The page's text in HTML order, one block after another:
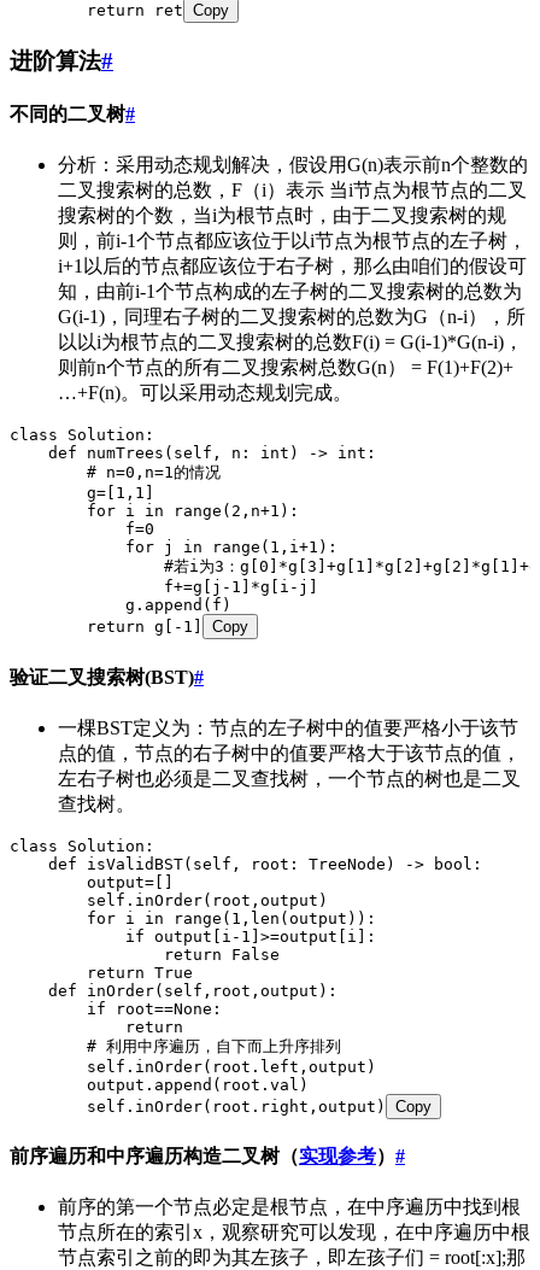
        return ret
Copy
进阶算法#
不同的二叉树#
分析：采用动态规划解决，假设用G(n)表示前n个整数的
二叉搜索树的总数，F（i）表示 当i节点为根节点的二叉
搜索树的个数，当i为根节点时，由于二叉搜索树的规
则，前i-1个节点都应该位于以i节点为根节点的左子树，
i+1以后的节点都应该位于右子树，那么由咱们的假设可
知，由前i-1个节点构成的左子树的二叉搜索树的总数为
G(i-1)，同理右子树的二叉搜索树的总数为G（n-i），所
以以i为根节点的二叉搜索树的总数F(i) = G(i-1)*G(n-i)，
则前n个节点的所有二叉搜索树总数G(n） = F(1)+F(2)+
…+F(n)。可以采用动态规划完成。
class Solution:
    def numTrees(self, n: int) -> int:
        # n=0,n=1的情况
        g=[1,1]
        for i in range(2,n+1):
            f=0
            for j in range(1,i+1):
#若i为3：
                f+=g[j-1]*g[i-j]
            g.append(f)
        return g[-1]
Copy
验证二叉搜索树(BST)#
一棵BST定义为：节点的左子树中的值要严格小于该节
点的值，节点的右子树中的值要严格大于该节点的值，
左右子树也必须是二叉查找树，一个节点的树也是二叉
查找树。
class Solution:
    def isValidBST(self, root: TreeNode) -> bool:
        output=[]
        self.inOrder(root,output)
        for i in range(1,len(output)):
            if output[i-1]>=output[i]:
                return False
        return True
    def inOrder(self,root,output):
        if root==None:
            return
        # 利用中序遍历，自下而上升序排列
        self.inOrder(root.left,output)
        output.append(root.val)
        self.inOrder(root.right,output)
Copy
前序遍历和中序遍历构造二叉树（实现参考） #
前序的第一个节点必定是根节点，在中序遍历中找到根
节点所在的索引x，观察研究可以发现，在中序遍历中根
节点索引之前的即为其左孩子，即左孩子们 = root[:x];那